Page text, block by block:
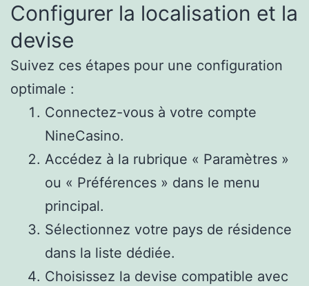
Configurer la localisation et la
devise
Suivez ces étapes pour une configuration
optimale :
Connectez-vous à votre compte
NineCasino.
Accédez à la rubrique « Paramètres »
ou « Préférences » dans le menu
principal.
Sélectionnez votre pays de résidence
dans la liste dédiée.
Choisissez la devise compatible avec